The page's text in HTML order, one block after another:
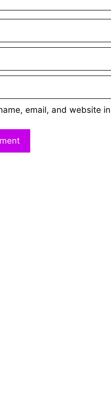
email, and website